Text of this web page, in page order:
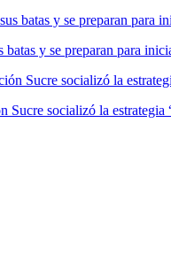
y se preparan para
socializó la estrategia